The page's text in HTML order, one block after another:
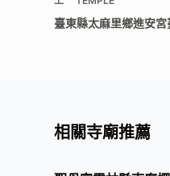
臺東縣太麻里鄉進安
相關寺廟推薦